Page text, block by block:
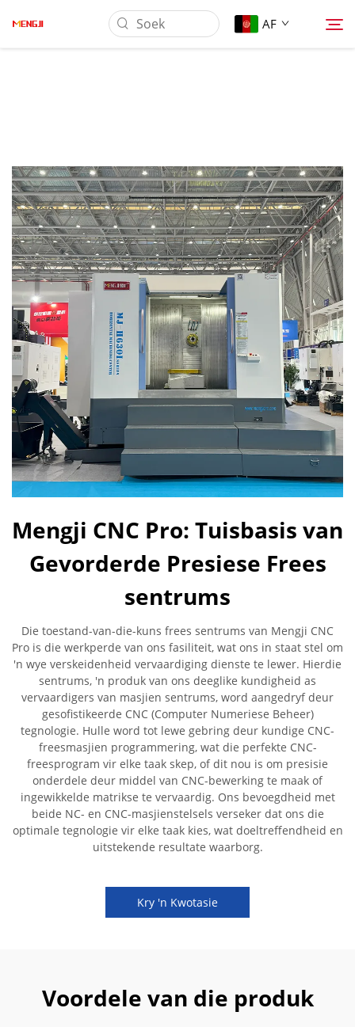
AF
Toepassing
Laai Af
Nuus
Kontak Ons
Mengji CNC Pro: Tuisbasis van
Gevorderde Presiese Frees
sentrums
Die toestand-van-die-kuns frees sentrums van Mengji CNC
Pro is die werkperde van ons fasiliteit, wat ons in staat stel om
'n wye verskeidenheid vervaardiging dienste te lewer. Hierdie
sentrums, 'n produk van ons deeglike kundigheid as
vervaardigers van masjien sentrums, word aangedryf deur
gesofistikeerde CNC (Computer Numeriese Beheer)
tegnologie. Hulle word tot lewe gebring deur kundige CNC-
freesmasjien programmering, wat die perfekte CNC-
freesprogram vir elke taak skep, of dit nou is om presisie
onderdele deur middel van CNC-bewerking te maak of
ingewikkelde matrikse te vervaardig. Ons bevoegdheid met
beide NC- en CNC-masjienstelsels verseker dat ons die
optimale tegnologie vir elke taak kies, wat doeltreffendheid en
uitstekende resultate waarborg.
Kry 'n Kwotasie
Voordele van die produk